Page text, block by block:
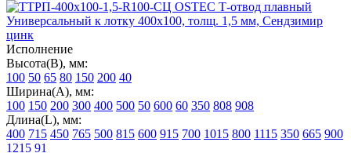
Исполнение
Высота(В), мм:
100 50 65 80 150 200 40
Ширина(А), мм:
100 150 200 300 400 500 50 600 60 350 808 908
Длина(L), мм:
400 715 450 765 500 815 600 915 700 1015 800 1115 350 665 900
1215 91